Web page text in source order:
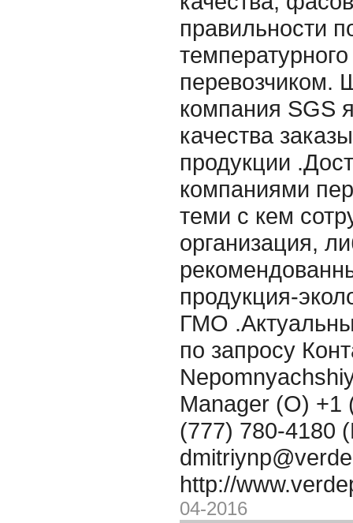
правильности
перевозчиком.
компания SGS
качества
продукции
компаниями
теми с кем
организация,
продукция-
ГМО
по запросу
Manager (O) +1
(777) 780-4180
http://
04-2016